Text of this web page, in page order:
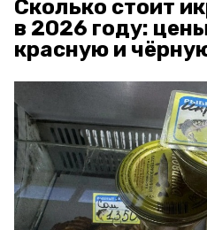
Сколько стоит
в 2026 году:
красную и